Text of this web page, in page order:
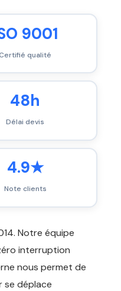
9001
qualité
48h
Délai devis
4.9★
Note clients
Notre équipe
interruption
nous permet de
se déplace